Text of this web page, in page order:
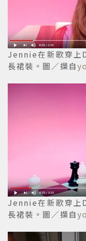
Jennie在新歌穿上
長裙裝。圖／擷自
Jennie在新歌穿上
長裙裝。圖／擷自